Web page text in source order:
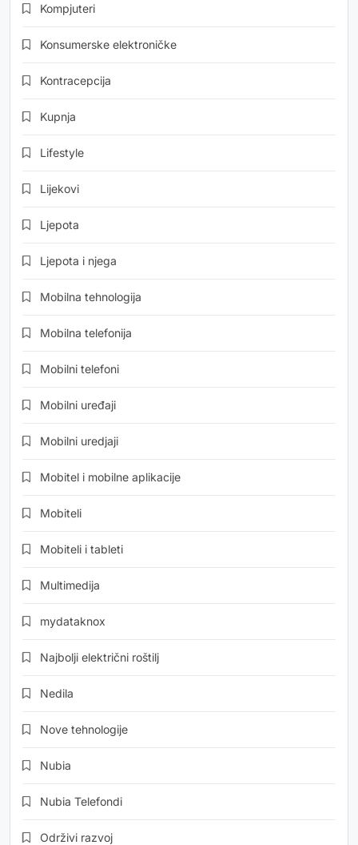
Kompjuteri
Konsumerske elektroničke
Kontracepcija
Kupnja
Lifestyle
Lijekovi
Ljepota
Ljepota i njega
Mobilna tehnologija
Mobilna telefonija
Mobilni telefoni
Mobilni uređaji
Mobilni uredjaji
Mobitel i mobilne aplikacije
Mobiteli
Mobiteli i tableti
Multimedija
mydataknox
Najbolji električni roštilj
Nedila
Nove tehnologije
Nubia
Nubia Telefondi
Održivi razvoj